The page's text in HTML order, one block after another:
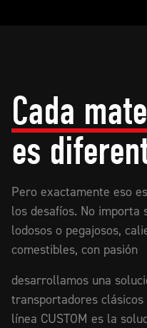
Cada
es
Pero exactamente eso
los desafíos. No
lodosos o pegajosos,
comestibles, con pasión
desarrollamos una
transportadores
línea CUSTOM es la